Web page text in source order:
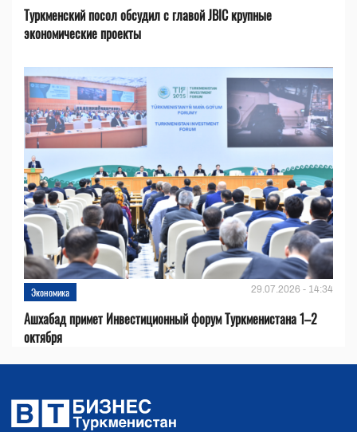
Туркменский посол обсудил с главой JBIC крупные
экономические проекты
Экономика 29.07.2026 - 14:34
Ашхабад примет Инвестиционный форум Туркменистана 1–2
октября